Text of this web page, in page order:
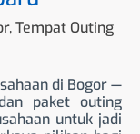
,Tempat Outing
di Bogor —
paket outing
untuk jadi